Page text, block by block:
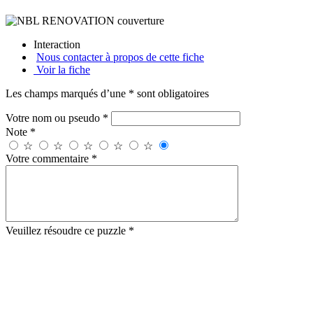
Interaction
Nous contacter à propos de cette fiche
Voir la fiche
Les champs marqués d’une * sont obligatoires
Votre nom ou pseudo *
Note *
☆
☆ ☆ ☆
☆
Votre commentaire *
Veuillez résoudre ce puzzle *